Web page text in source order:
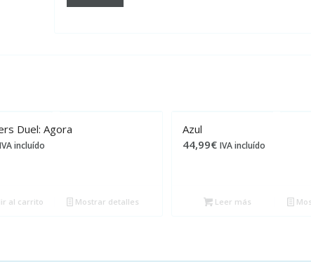
Duel: Agora
IVA incluído
al carrito Mostrar detalles
Azul
44,99€ IVA incluído
Leer más